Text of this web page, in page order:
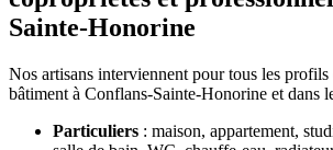
Sainte-Honorine
Nos artisans interviennent pour tous les profils
bâtiment à Conflans-Sainte-Honorine et dans
Particuliers : maison, appartement,